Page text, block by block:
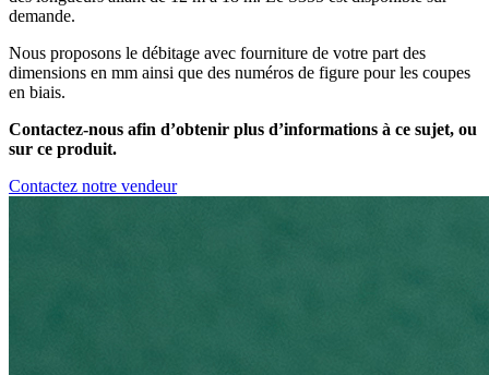
demande.
Nous proposons le débitage avec fourniture de votre part des
dimensions en mm ainsi que des numéros de figure pour les coupes
en biais.
Contactez-nous afin d’obtenir plus d’informations à ce sujet, ou
sur ce produit.
Contactez notre vendeur